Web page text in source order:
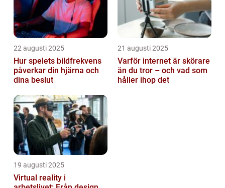
22 augusti 2025
Hur spelets bildfrekvens
påverkar din hjärna och
dina beslut
21 augusti 2025
Varför internet är skörare
än du tror – och vad som
håller ihop det
19 augusti 2025
Virtual reality i